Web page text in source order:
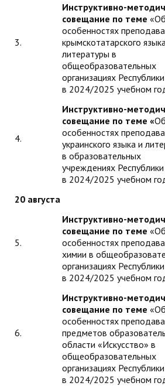
3.
Инструктивно-
совещание по теме «Об
особенностях
крымскотатарского
литературы в
общеобразовательных
организациях
в 2024/2025 учебном
4.
Инструктивно-
совещание по теме «Об
особенностях
украинского языка и
в образовательных
учреждениях
в 2024/2025 учебном
20 августа
5.
Инструктивно-
совещание по теме «Об
особенностях
химии в
организациях
в 2024/2025 учебном
6.
Инструктивно-
совещание по теме «Об
особенностях
предметов
области «Искусство» в
общеобразовательных
организациях
в 2024/2025 учебном